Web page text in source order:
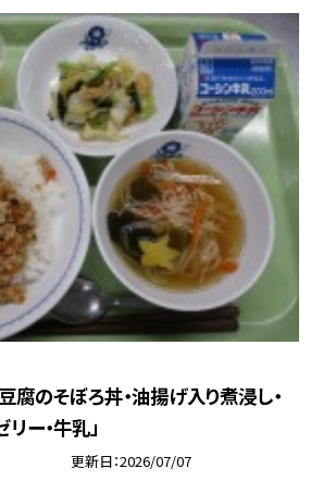
腐のそぼろ丼・油揚げ入り煮浸し・
ー・牛乳」
更新日 2026/07/07